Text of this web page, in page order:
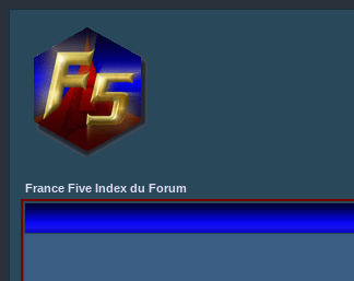
France Five Index du Forum